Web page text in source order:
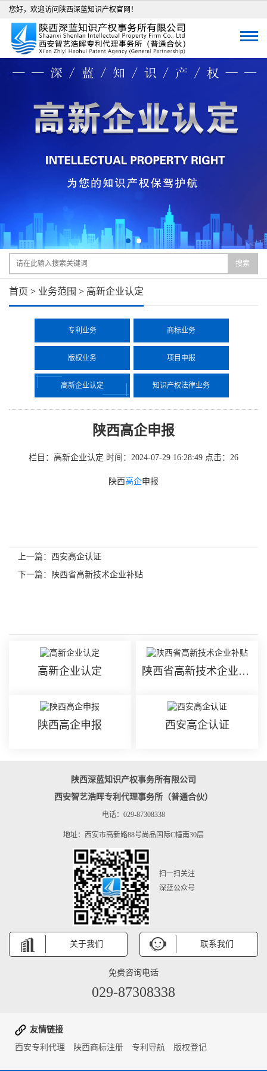
您好，欢迎访问陕西深蓝知识产权官网！
搜索
首页 > 业务范围 > 高新企业认定
专利业务 商标业务
版权业务 项目申报
高新企业认定 知识产权法律业务
陕西高企申报
栏目：高新企业认定 时间：2024-07-29 16:28:49 点击： 26
陕西高企申报
上一篇： 西安高企认证
下一篇：
陕西省高新技术企业补贴
高新企业认定 陕西省高新技术企业补贴
陕西高企申报 西安高企认证
陕西深蓝知识产权事务所有限公司
西安智艺浩晖专利代理事务所（普通合伙）
电话：029-87308338
地址：西安市高新路88号尚品国际C幢南30层
扫一扫关注
深蓝公众号
关于我们 联系我们
免费咨询电话
029-87308338
友情链接
西安专利代理
陕西商标注册 专利导航 版权登记